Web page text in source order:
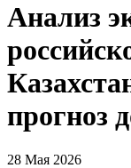
Анализ
прогноз
28 Мая 2026